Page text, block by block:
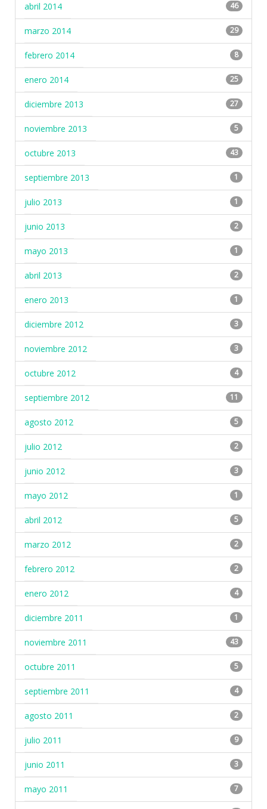
abril 2014 46
marzo 2014 29
febrero 2014 8
enero 2014 25
diciembre 2013 27
noviembre 2013 5
octubre 2013 43
septiembre 2013 1
julio 2013 1
junio 2013 2
mayo 2013 1
abril 2013 2
enero 2013 1
diciembre 2012 3
noviembre 2012 3
octubre 2012 4
septiembre 2012 11
agosto 2012 5
julio 2012 2
junio 2012 3
mayo 2012 1
abril 2012 5
marzo 2012 2
febrero 2012 2
enero 2012 4
diciembre 2011 1
noviembre 2011 43
octubre 2011 5
septiembre 2011 4
agosto 2011 2
julio 2011 9
junio 2011 3
mayo 2011 7